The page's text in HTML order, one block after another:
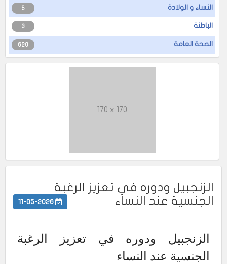
النساء و الولادة 5
الباطنة 3
الصحة العامة 620
170 x 170
الزنجبيل ودوره في تعزيز الرغبة
الجنسية عند النساء
الزنجبيل ودوره في تعزيز الرغبة
الجنسية عند النساء